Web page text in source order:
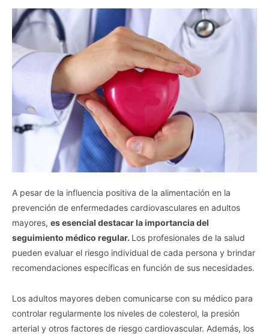
A pesar de la influencia positiva de la alimentación en la
prevención de enfermedades cardiovasculares en adultos
mayores, es esencial destacar la importancia del
seguimiento médico regular. Los profesionales de la salud
pueden evaluar el riesgo individual de cada persona y brindar
recomendaciones específicas en función de sus necesidades.
Los adultos mayores deben comunicarse con su médico para
controlar regularmente los niveles de colesterol, la presión
arterial y otros factores de riesgo cardiovascular. Además, los